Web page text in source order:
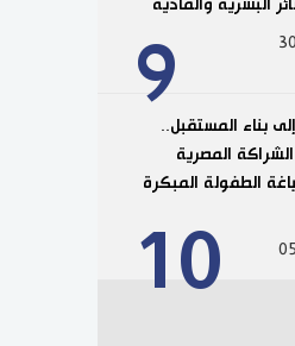
9
البشرية والمادية
10
بناء المستقبل..
المصرية
الطفولة المبكرة